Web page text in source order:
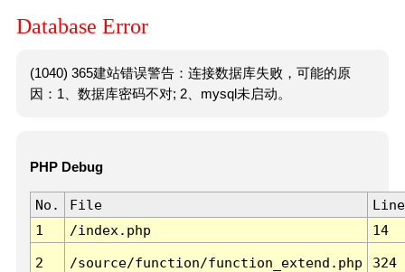
Database Error
(1040) 365建站错误警告：连接数据库失败，可能的原
因：1、数据库密码不对; 2、mysql未启动。
PHP Debug
No. File
Line
1
/index.php 14
2 /source/function/function_extend.php 324